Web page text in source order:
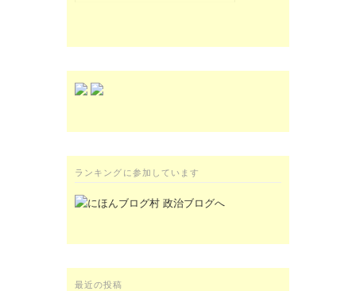
ランキングに参加しています
最近の投稿